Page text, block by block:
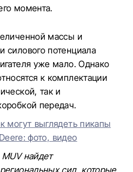
момента.
массы и
силового потенциала
уже мало. Однако
к комплектации
так и
передач.
могут выглядеть пикапы
фото, видео
найдет
сил, которые